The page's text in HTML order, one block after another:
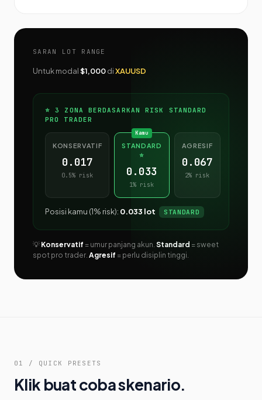
SARAN LOT RANGE
Untuk modal$1,000diXAUUSD
⭐ 3 ZONA BERDASARKAN RISK STANDARD
PRO TRADER
KONSERVATIF
0.017
0.5% risk
Kamu
STANDARD
⭐
0.033
1% risk
AGRESIF
0.067
2% risk
Posisi kamu (1% risk): 0.033 lot STANDARD
💡 Konservatif = umur panjang akun. Standard = sweet
spot pro trader. Agresif = perlu disiplin tinggi.
01 / QUICK PRESETS
Klik buat coba skenario.